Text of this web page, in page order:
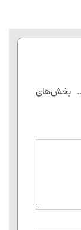
بخش‌های